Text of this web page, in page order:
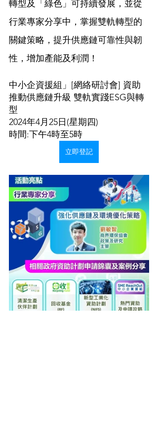
轉型及「綠色」可持續發展，並從
行業專家分享中，掌握雙軌轉型的
關鍵策略，提升供應鏈可靠性與韌
性，增加產能及利潤！
中小企資援組」[網絡研討會] 資助
推動供應鏈升級 雙軌實踐ESG與轉
型
2024年4月25日(星期四)
時間:下午4時至5時
立即登記